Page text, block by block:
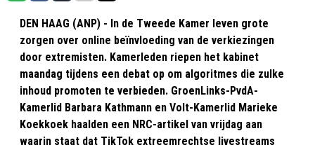
DEN HAAG (ANP) - In de Tweede Kamer leven grote
zorgen over online beïnvloeding van de verkiezingen
door extremisten. Kamerleden riepen het kabinet
maandag tijdens een debat op om algoritmes die zulke
inhoud promoten te verbieden. GroenLinks-PvdA-
Kamerlid Barbara Kathmann en Volt-Kamerlid Marieke
Koekkoek haalden een NRC-artikel van vrijdag aan
waarin staat dat TikTok extreemrechtse livestreams